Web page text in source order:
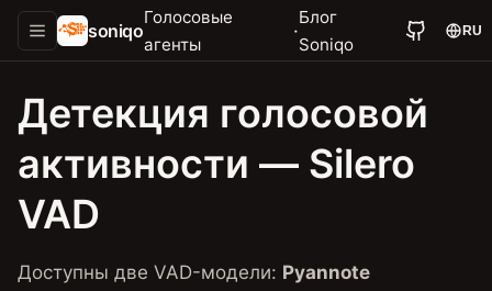
soniqo
Голосовые
агенты
·
Блог
Soniqo
RU
Детекция голосовой
активности — Silero
VAD
Доступны две VAD-модели: Pyannote